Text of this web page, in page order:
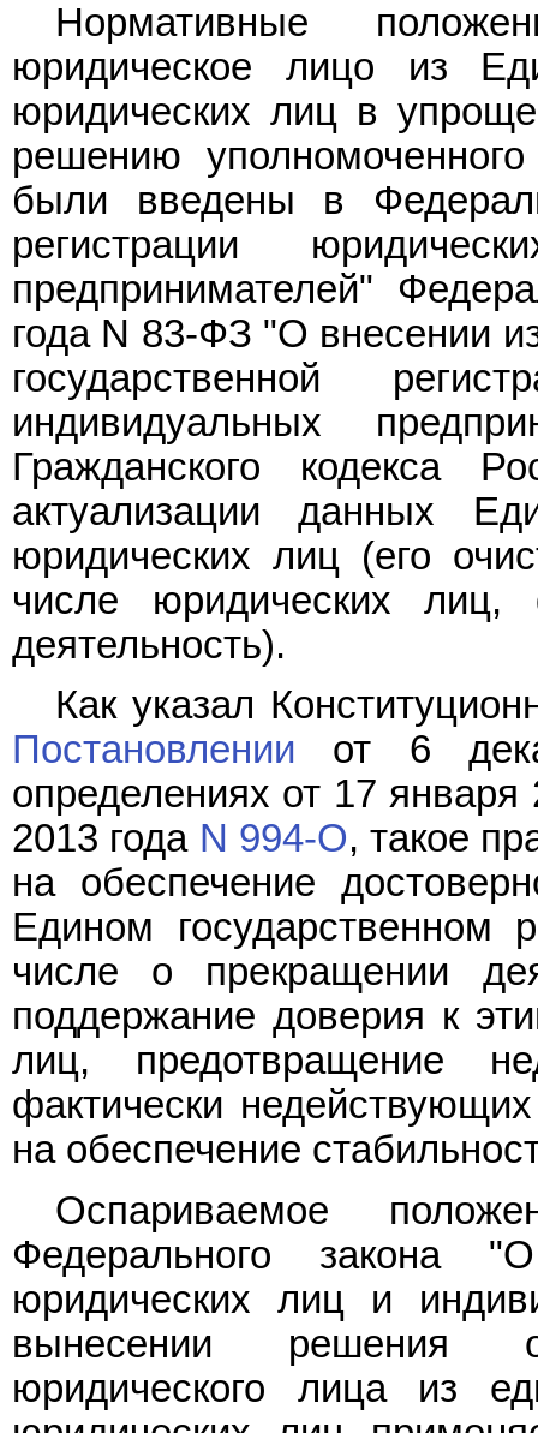
Нормативные
юридическое лицо из
юридических лиц в
решению
были введены в
регистрации
предпринимателей"
года N 83-ФЗ "О внесении
государственной
индивидуальных
Гражданского кодекса
актуализации данных
юридических лиц (его
числе юридических лиц,
деятельность).
Как указал
Постановлении от 6
определениях от 17 января
2013 года N 994-О, такое
на обеспечение
Едином государственном
числе о прекращении
поддержание доверия к
лиц, предотвращение
фактически
на обеспечение
Оспариваемое
Федерального закона "О
юридических лиц и
вынесении решения
юридического лица из